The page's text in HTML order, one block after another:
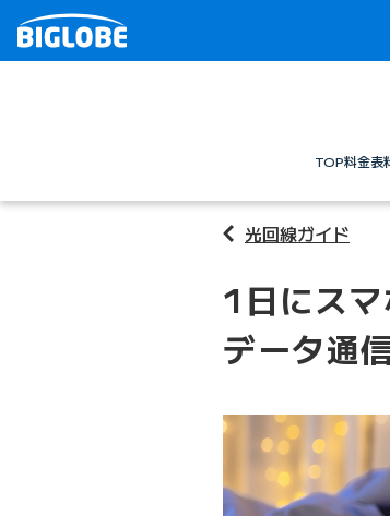
TOP料金表
光回線ガイド
1日にス
データ通